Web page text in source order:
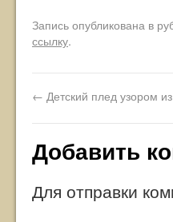
Запись опубликована в
ссылку.
← Детский плед узором
Добавить
Для отправки